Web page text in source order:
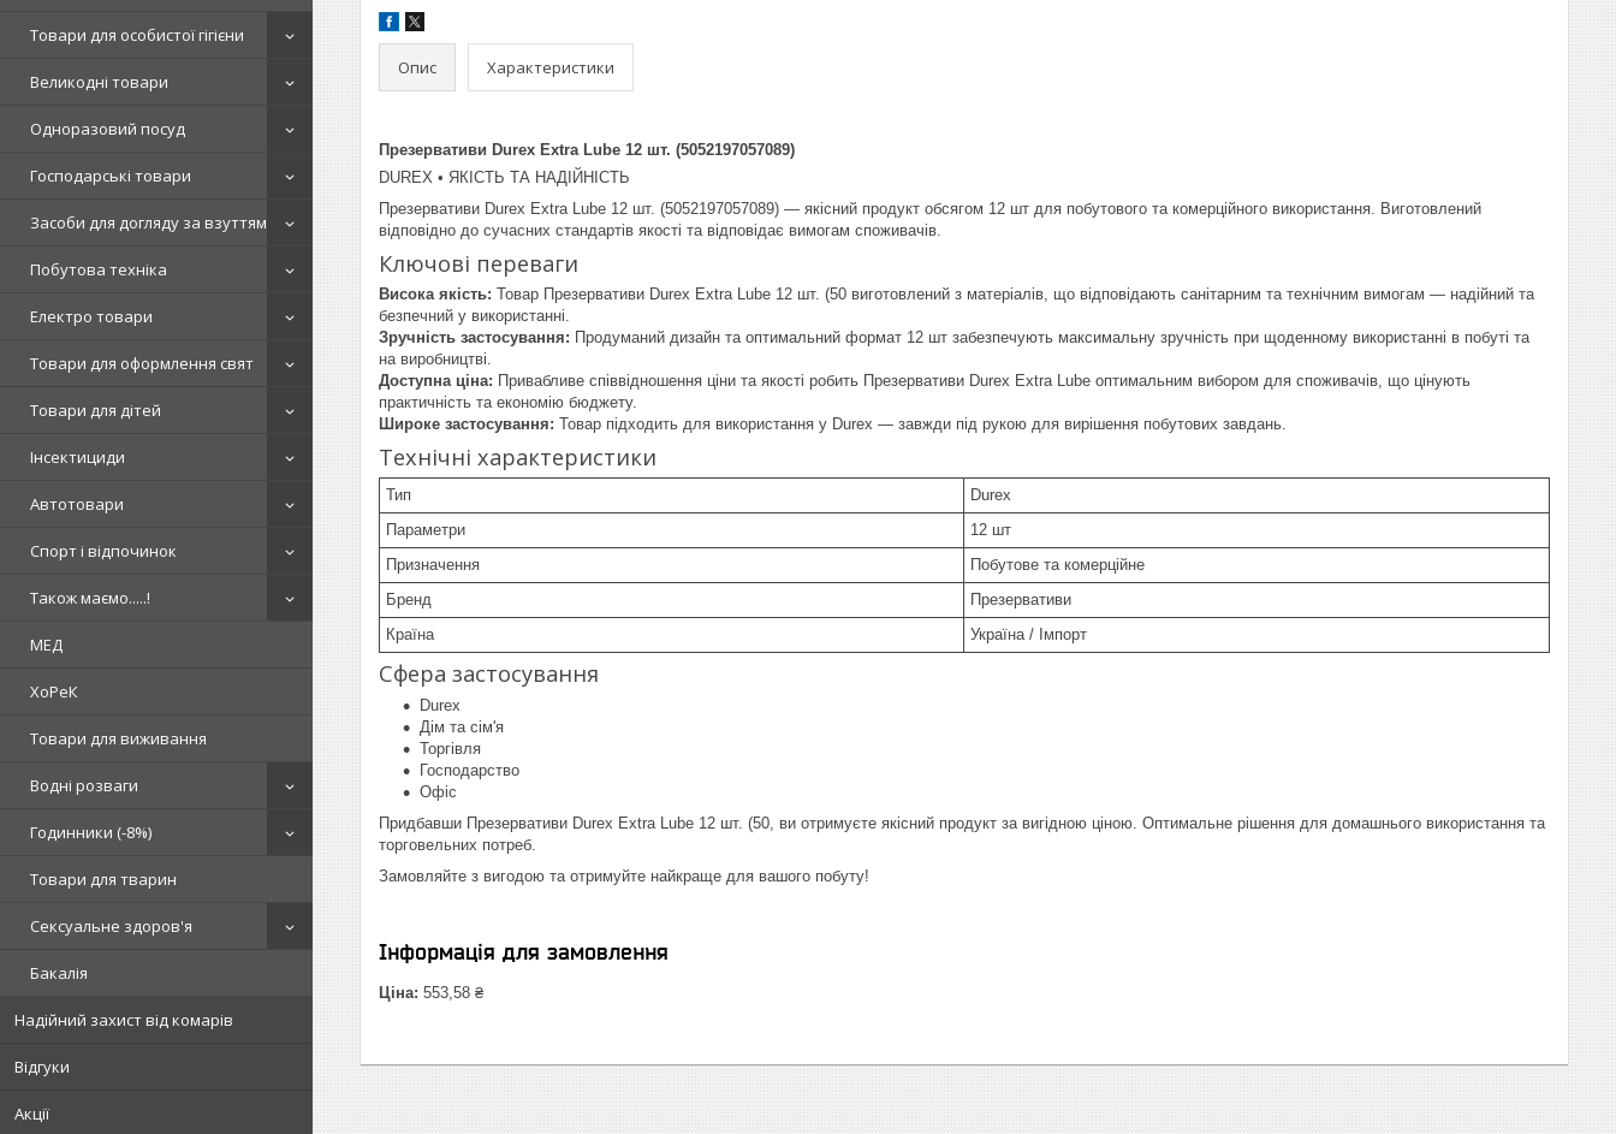
Товари для особистої гігієни
Великодні товари
Одноразовий посуд
Господарські товари
Засоби для догляду за взуттям
Побутова техніка
Електро товари
Товари для оформлення свят
Товари для дітей
Інсектициди
Автотовари
Спорт і відпочинок
Також маємо.....!
МЕД
ХоРеК
Товари для виживання
Водні розваги
Годинники (-8%)
Товари для тварин
Сексуальне здоров'я
Бакалія
Надійний захист від комарів
Відгуки
Акції
Опис Характеристики
Презервативи Durex Extra Lube 12 шт. (5052197057089)
DUREX • ЯКІСТЬ ТА НАДІЙНІСТЬ
Презервативи Durex Extra Lube 12 шт. (5052197057089) — якісний продукт обсягом 12 шт для побутового та комерційного використання. Виготовлений
відповідно до сучасних стандартів якості та відповідає вимогам споживачів.
Ключові переваги
Висока якість: Товар Презервативи Durex Extra Lube 12 шт. (50 виготовлений з матеріалів, що відповідають санітарним та технічним вимогам — надійний та
безпечний у використанні.
Зручність застосування: Продуманий дизайн та оптимальний формат 12 шт забезпечують максимальну зручність при щоденному використанні в побуті та
на виробництві.
Доступна ціна: Привабливе співвідношення ціни та якості робить Презервативи Durex Extra Lube оптимальним вибором для споживачів, що цінують
практичність та економію бюджету.
Широке застосування: Товар підходить для використання у Durex — завжди під рукою для вирішення побутових завдань.
Технічні характеристики
Тип
Durex
Параметри
12 шт
Призначення
Побутове та комерційне
Бренд
Презервативи
Країна
Україна / Імпорт
Сфера застосування
Durex
Дім та сім'я
Торгівля
Господарство
Офіс
Придбавши Презервативи Durex Extra Lube 12 шт. (50, ви отримуєте якісний продукт за вигідною ціною. Оптимальне рішення для домашнього використання та
торговельних потреб.
Замовляйте з вигодою та отримуйте найкраще для вашого побуту!
Інформація для замовлення
Ціна: 553,58 ₴